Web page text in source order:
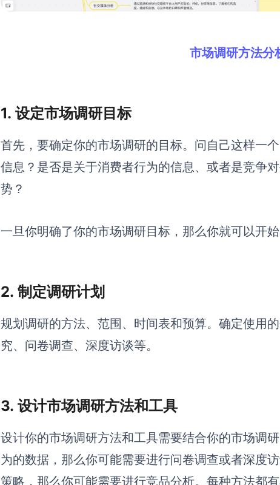
市场调研方法分
1. 设定市场调研目标
首先，要确定你的市场调研的目标。问自己这样一
信息？是否是关于消费者行为的信息、或者是竞争
势？
一旦你明确了你的市场调研目标，那么你就可以开始
2. 制定调研计划
规划调研的方法、范围、时间表和预算。确定使用
究、问卷调查、深度访谈等。
3. 设计市场调研方法和工具
设计你的市场调研方法和工具需要结合你的市场调
为的数据，那么你可能需要进行问卷调查或者深度
策略，那么你可能需要进行竞品分析。每种方法都